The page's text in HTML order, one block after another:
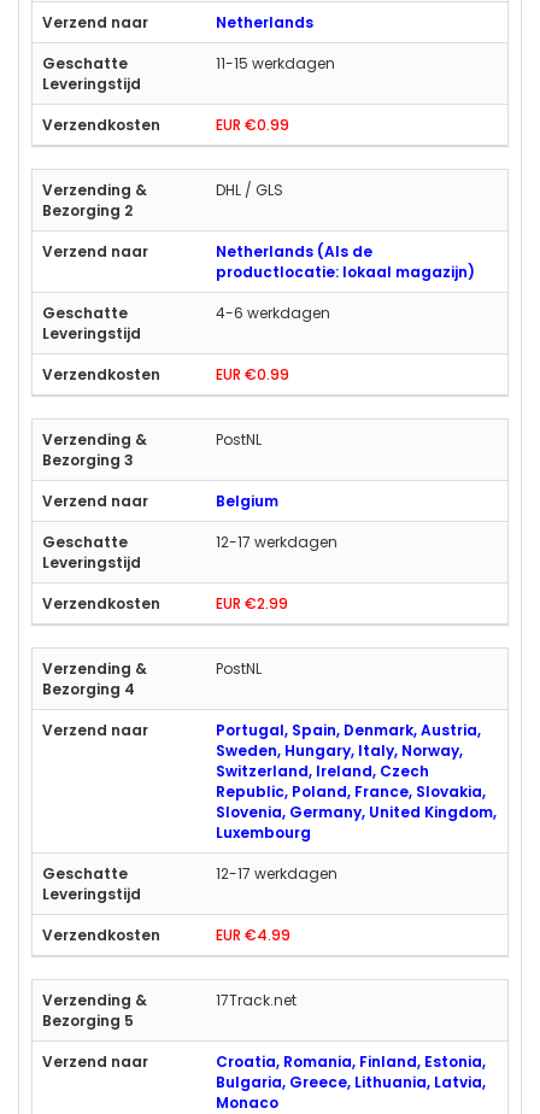
Netherlands
11-15 werkdagen
EUR €0.99
DHL / GLS
Netherlands (Als de
productlocatie: lokaal magazijn)
4-6 werkdagen
EUR €0.99
PostNL
Belgium
12-17 werkdagen
EUR €2.99
PostNL
Portugal, Spain, Denmark, Austria,
Sweden, Hungary, Italy, Norway,
Switzerland, Ireland, Czech
Republic, Poland, France, Slovakia,
Slovenia, Germany, United Kingdom,
Luxembourg
12-17 werkdagen
EUR €4.99
17Track.net
Croatia, Romania, Finland, Estonia,
Bulgaria, Greece, Lithuania, Latvia,
Monaco